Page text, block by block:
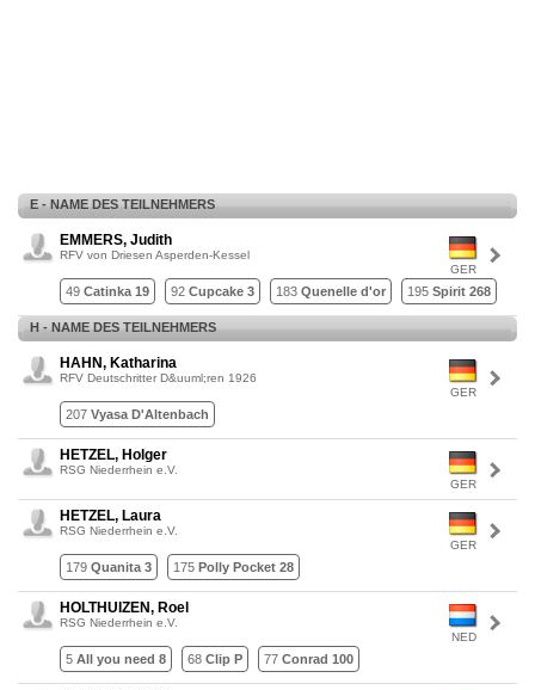
E - NAME DES TEILNEHMERS
GER
EMMERS, Judith
RFV von Driesen Asperden-Kessel
49 Catinka 19 92 Cupcake 3 183 Quenelle d'or 195 Spirit 268
H - NAME DES TEILNEHMERS
GER
HAHN, Katharina
RFV Deutschritter D&uuml;ren 1926
207 Vyasa D'Altenbach
GER
HETZEL, Holger
RSG Niederrhein e.V.
GER
HETZEL, Laura
RSG Niederrhein e.V.
179 Quanita 3 175 Polly Pocket 28
NED
HOLTHUIZEN, Roel
RSG Niederrhein e.V.
5 All you need 8 68 Clip P 77 Conrad 100